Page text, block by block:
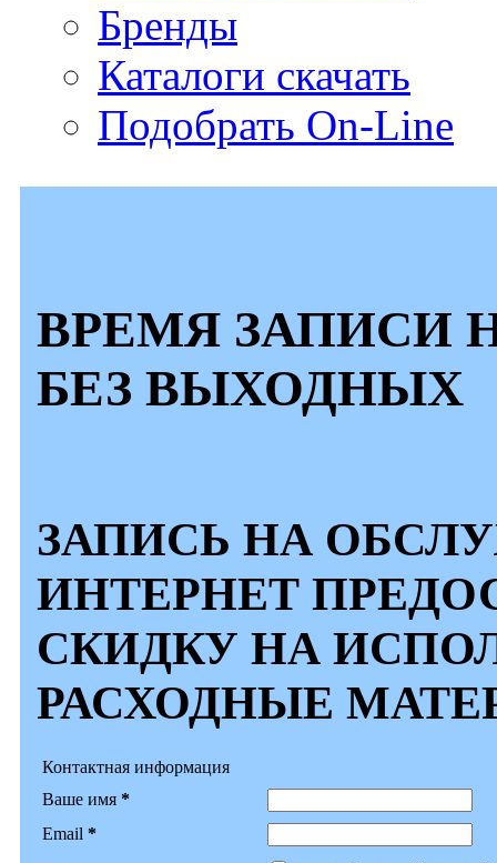
Бренды
Каталоги скачать
Подобрать On-Line
ВРЕМЯ ЗАПИСИ
БЕЗ ВЫХОДНЫХ
ЗАПИСЬ НА
ИНТЕРНЕТ
СКИДКУ НА
РАСХОДНЫЕ
Контактная информация
Ваше имя *
Email *